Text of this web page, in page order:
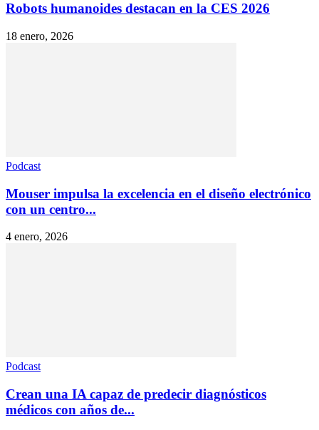
Robots humanoides destacan en la CES 2026
18 enero, 2026
Podcast
Mouser impulsa la excelencia en el diseño electrónico
con un centro...
4 enero, 2026
Podcast
Crean una IA capaz de predecir diagnósticos
médicos con años de...